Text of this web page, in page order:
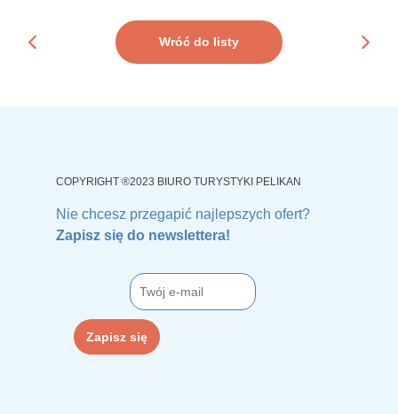
Wróć do listy
Nie chcesz przegapić najlepszych ofert?
Zapisz się do newslettera!
COPYRIGHT ®2023 BIURO TURYSTYKI PELIKAN